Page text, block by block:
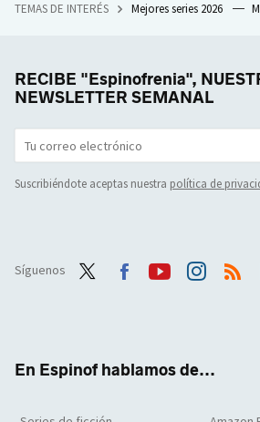
TEMAS DE INTERÉS Mejores series 2026
RECIBE "Espinofrenia",
NEWSLETTER SEMANAL
Suscribiéndote aceptas nuestra política de
Síguenos
En Espinof hablamos de...